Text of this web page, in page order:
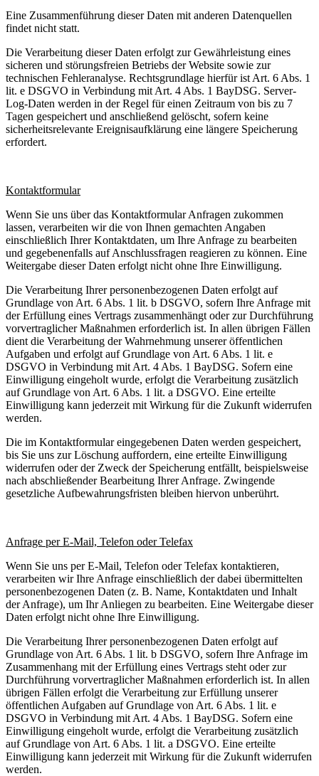
Eine Zusammenführung dieser Daten mit anderen Datenquellen
findet nicht statt.
Die Verarbeitung dieser Daten erfolgt zur Gewährleistung eines
sicheren und störungsfreien Betriebs der Website sowie zur
technischen Fehleranalyse. Rechtsgrundlage hierfür ist Art. 6 Abs. 1
lit. e DSGVO in Verbindung mit Art. 4 Abs. 1 BayDSG. Server-
Log-Daten werden in der Regel für einen Zeitraum von bis zu 7
Tagen gespeichert und anschließend gelöscht, sofern keine
sicherheitsrelevante Ereignisaufklärung eine längere Speicherung
erfordert.
Kontaktformular
Wenn Sie uns über das Kontaktformular Anfragen zukommen
lassen, verarbeiten wir die von Ihnen gemachten Angaben
einschließlich Ihrer Kontaktdaten, um Ihre Anfrage zu bearbeiten
und gegebenenfalls auf Anschlussfragen reagieren zu können. Eine
Weitergabe dieser Daten erfolgt nicht ohne Ihre Einwilligung.
Die Verarbeitung Ihrer personenbezogenen Daten erfolgt auf
Grundlage von Art. 6 Abs. 1 lit. b DSGVO, sofern Ihre Anfrage mit
der Erfüllung eines Vertrags zusammenhängt oder zur Durchführung
vorvertraglicher Maßnahmen erforderlich ist. In allen übrigen Fällen
dient die Verarbeitung der Wahrnehmung unserer öffentlichen
Aufgaben und erfolgt auf Grundlage von Art. 6 Abs. 1 lit. e
DSGVO in Verbindung mit Art. 4 Abs. 1 BayDSG. Sofern eine
Einwilligung eingeholt wurde, erfolgt die Verarbeitung zusätzlich
auf Grundlage von Art. 6 Abs. 1 lit. a DSGVO. Eine erteilte
Einwilligung kann jederzeit mit Wirkung für die Zukunft widerrufen
werden.
Die im Kontaktformular eingegebenen Daten werden gespeichert,
bis Sie uns zur Löschung auffordern, eine erteilte Einwilligung
widerrufen oder der Zweck der Speicherung entfällt, beispielsweise
nach abschließender Bearbeitung Ihrer Anfrage. Zwingende
gesetzliche Aufbewahrungsfristen bleiben hiervon unberührt.
Anfrage per E-Mail, Telefon oder Telefax
Wenn Sie uns per E-Mail, Telefon oder Telefax kontaktieren,
verarbeiten wir Ihre Anfrage einschließlich der dabei übermittelten
personenbezogenen Daten (z. B. Name, Kontaktdaten und Inhalt
der Anfrage), um Ihr Anliegen zu bearbeiten. Eine Weitergabe dieser
Daten erfolgt nicht ohne Ihre Einwilligung.
Die Verarbeitung Ihrer personenbezogenen Daten erfolgt auf
Grundlage von Art. 6 Abs. 1 lit. b DSGVO, sofern Ihre Anfrage im
Zusammenhang mit der Erfüllung eines Vertrags steht oder zur
Durchführung vorvertraglicher Maßnahmen erforderlich ist. In allen
übrigen Fällen erfolgt die Verarbeitung zur Erfüllung unserer
öffentlichen Aufgaben auf Grundlage von Art. 6 Abs. 1 lit. e
DSGVO in Verbindung mit Art. 4 Abs. 1 BayDSG. Sofern eine
Einwilligung eingeholt wurde, erfolgt die Verarbeitung zusätzlich
auf Grundlage von Art. 6 Abs. 1 lit. a DSGVO. Eine erteilte
Einwilligung kann jederzeit mit Wirkung für die Zukunft widerrufen
werden.